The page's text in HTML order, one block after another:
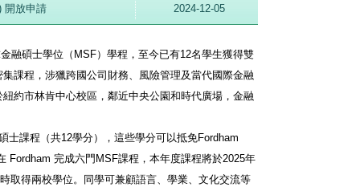
2024-12-05
開放申請
融碩士學位（MSF）學程，至今已有12名學生獲得雙
課程，涉獵跨國公司財務、風險管理及當代國際金融
約市林肯中心校區，鄰近中央公園和時代廣場，金融
士課程（共12學分），這些學分可以抵免Fordham
Fordham 完成六門MSF課程，本年度課程將於2025年
取得兩校學位。同學可兼顧語言、學業、文化交流等